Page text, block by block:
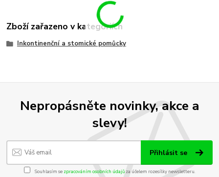
Zboží zařazeno v kategoriích
Inkontinenční a stomické pomůcky
Nepropásněte novinky, akce a
slevy!
Přihlásit se
Souhlasím se zpracováním osobních údajůza účelem rozesílky newsletteru.